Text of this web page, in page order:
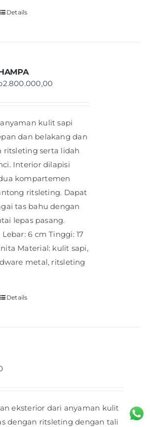
Details
2.800.000,00
kulit sapi
dan belakang dan
serta lidah
Interior dilapisi
kompartemen
ritsleting. Dapat
tas bahu dengan
lepas pasang.
6 cm Tinggi: 17
Material: kulit sapi,
metal, ritsleting
Details
eksterior dari anyaman kulit
dengan ritsleting dengan tali